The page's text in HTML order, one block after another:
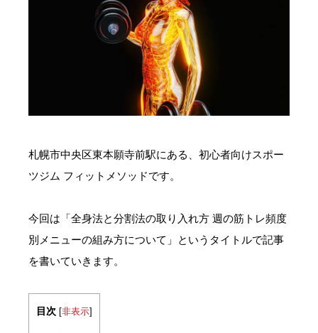
札幌市中央区東本願寺前駅にある、初心者向けスポー
ツジム フィットメソッドです。
今回は「全身法と分割法の取り入れ方 週の筋トレ頻度
別メニューの組み方について」というタイトルで記事
を書いていきます。
目次 [非表示]
お知らせ